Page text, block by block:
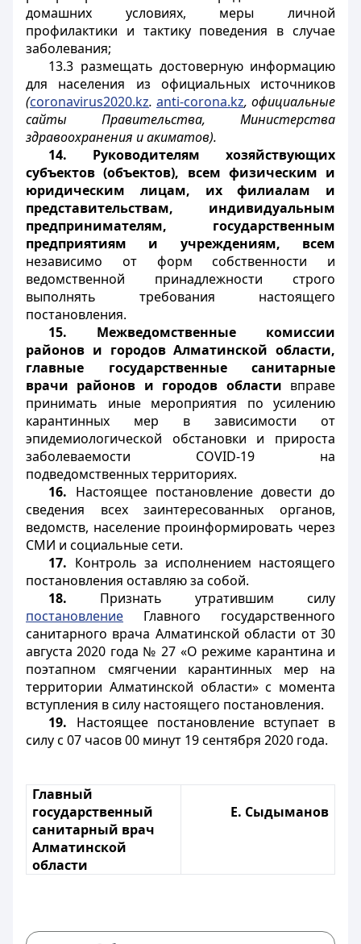
домашних условиях, меры личной
профилактики и тактику поведения в случае
заболевания;
13.3 размещать достоверную информацию
для населения из официальных источников
(coronavirus2020.kz. anti-corona.kz, официальные
сайты Правительства, Министерства
здравоохранения и акиматов).
14.
Руководителям хозяйствующих
субъектов (объектов), всем физическим и
юридическим лицам, их филиалам и
представительствам, индивидуальным
предпринимателям, государственным
предприятиям и учреждениям, всем
независимо от форм собственности и
ведомственной принадлежности строго
выполнять требования настоящего
постановления.
15.
Межведомственные комиссии
районов и городов Алматинской области,
главные государственные санитарные
врачи районов и городов области вправе
принимать иные мероприятия по усилению
карантинных мер в зависимости от
эпидемиологической обстановки и прироста
заболеваемости COVID-19 на
подведомственных территориях.
16. Настоящее постановление довести до
сведения всех заинтересованных органов,
ведомств, население проинформировать через
СМИ и социальные сети.
17. Контроль за исполнением настоящего
постановления оставляю за собой.
18. Признать утратившим силу
постановление Главного государственного
санитарного врача Алматинской области от 30
августа 2020 года № 27 «О режиме карантина и
поэтапном смягчении карантинных мер на
территории Алматинской области» с момента
вступления в силу настоящего постановления.
19. Настоящее постановление вступает в
силу с 07 часов 00 минут 19 сентября 2020 года.
Главный
государственный
санитарный врач
Алматинской
области
Е. Сыдыманов